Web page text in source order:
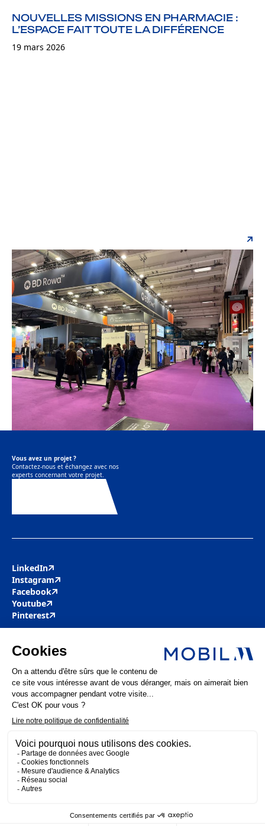
NOUVELLES MISSIONS EN PHARMACIE :
L’ESPACE FAIT TOUTE LA DIFFÉRENCE
19 mars 2026
Vous avez un projet ?
Contactez-nous et échangez avec nos
experts concernant votre projet.
LinkedIn
Instagram
Facebook
Youtube
Pinterest
Mobil M & Vous
Nos offres d’emploi
Actualités
FAQ
Mentions légales